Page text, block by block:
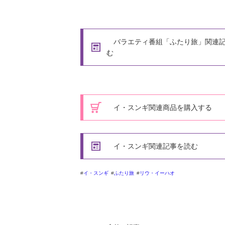
バラエティ番組「ふたり旅」関連
む
イ・スンギ関連商品を購入する
イ・スンギ関連記事を読む
イ・スンギ ふたり旅 リウ・イーハオ